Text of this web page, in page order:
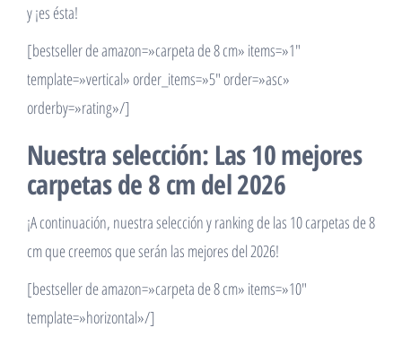
y ¡es ésta!
[bestseller de amazon=»carpeta de 8 cm» items=»1″
template=»vertical» order_items=»5″ order=»asc»
orderby=»rating»/]
Nuestra selección: Las 10 mejores
carpetas de 8 cm del 2026
¡A continuación, nuestra selección y ranking de las 10 carpetas de 8
cm que creemos que serán las mejores del 2026!
[bestseller de amazon=»carpeta de 8 cm» items=»10″
template=»horizontal»/]